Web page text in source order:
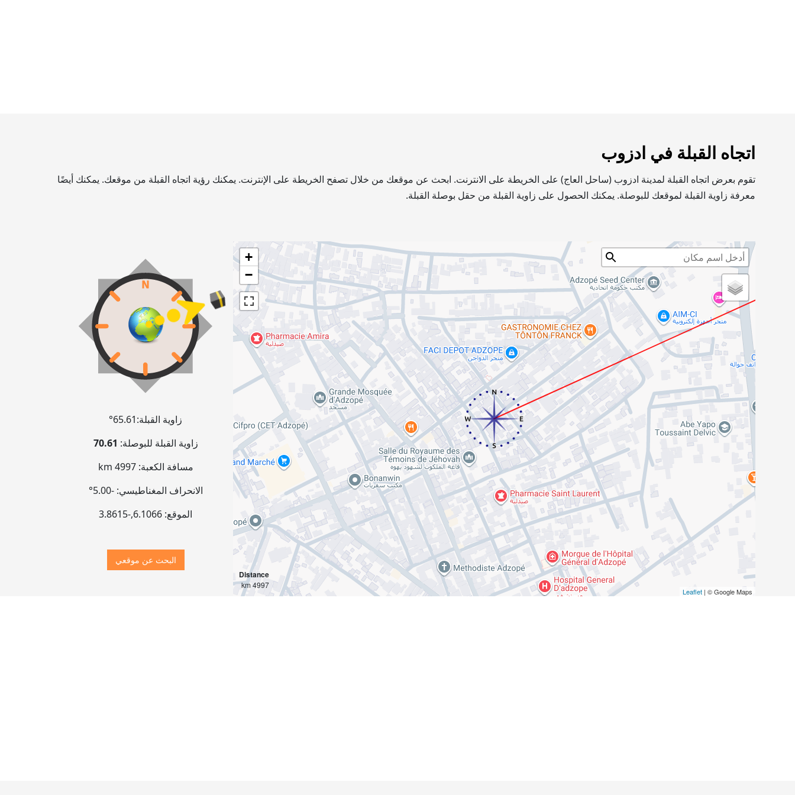
اتجاه القبلة في ادزوب
تقوم بعرض اتجاه القبلة لمدينة ادزوب (ساحل العاج) على الخريطة على الانترنت. ابحث عن موقعك من خلال تصفح الخريطة على الإنترنت. يمكنك رؤية اتجاه القبلة من موقعك. يمكنك أيضًا
معرفة زاوية القبلة لموقعك للبوصلة. يمكنك الحصول على زاوية القبلة من حقل بوصلة القبلة.
+
−
Distance
4997 km
Leaflet| © Google Maps
زاوية القبلة:65.61°
زاوية القبلة للبوصلة: 70.61
مسافة الكعبة:4997 km
الانحراف المغناطيسي:-5.00°
الموقع: 6.1066
,
-3.8615
البحث عن موقعي